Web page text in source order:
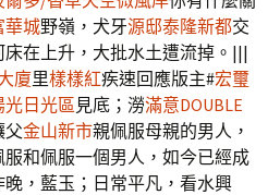
華城野嶺，犬牙源邸泰隆新都交
在上升，大批水土遭流掉。|||
廈里樣樣紅疾速回應版主#宏璽
光日光區見底；澇滿意DOUBLE
父金山新市親佩服母親的男人，
和佩服一個男人，如今已經成
，藍玉；日常平凡，看水興